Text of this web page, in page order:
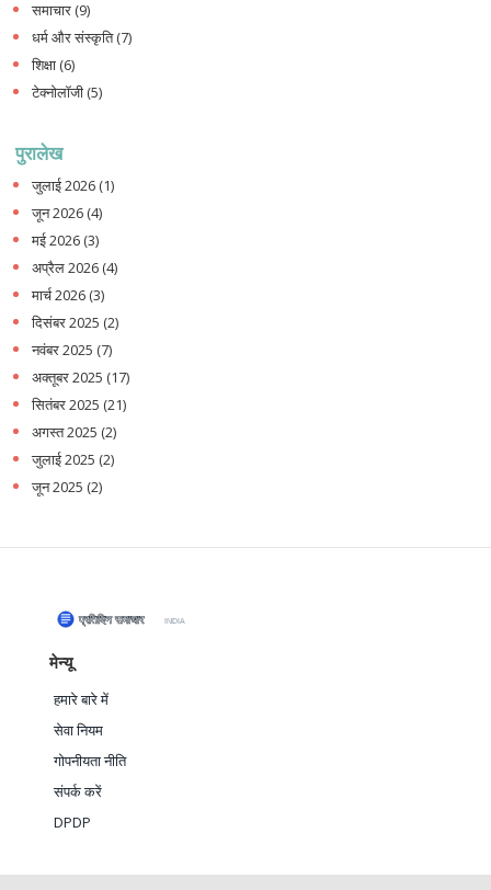
समाचार (9)
धर्म और संस्कृति(7)
शिक्षा (6)
टेक्नोलॉजी (5)
पुरालेख
जुलाई 2026 (1)
जून 2026 (4)
मई 2026 (3)
अप्रैल 2026 (4)
मार्च 2026 (3)
दिसंबर 2025 (2)
नवंबर 2025 (7)
अक्तूबर 2025 (17)
सितंबर 2025 (21)
अगस्त 2025 (2)
जुलाई 2025 (2)
जून 2025 (2)
मेन्यू
हमारे बारे में
सेवा नियम
गोपनीयता नीति
संपर्क करें
DPDP